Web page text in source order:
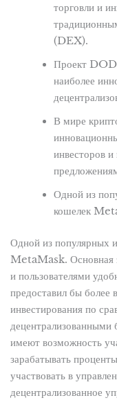
торговли и
(DEX).
Проект
наиболее
В мире
инвесторов
Одной из
кошелек
Одной из популярных
MetaMask. Основная
и пользователями
предоставил бы более
инвестирования по
имеют возможность
зарабатывать
участвовать в
децентрализованное